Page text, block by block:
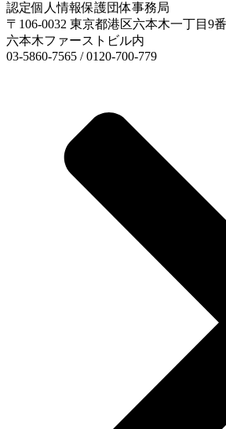
認定個人情報保護団体事務局
〒106-0032 東京都港区六本木一丁目9
六本木ファーストビル内
03-5860-7565 / 0120-700-779